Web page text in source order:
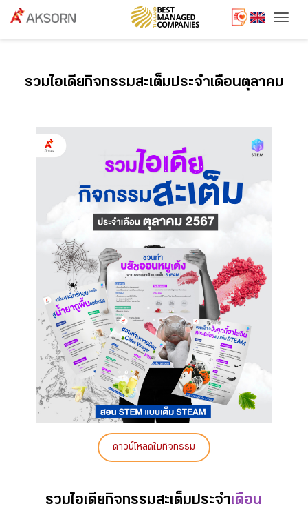
รวมไอเดียกิจกรรมสะเต็มประจำเดือนตุลาคม
ดาวน์โหลดใบกิจกรรม
รวมไอเดียกิจกรรมสะเต็มประจำเดือน